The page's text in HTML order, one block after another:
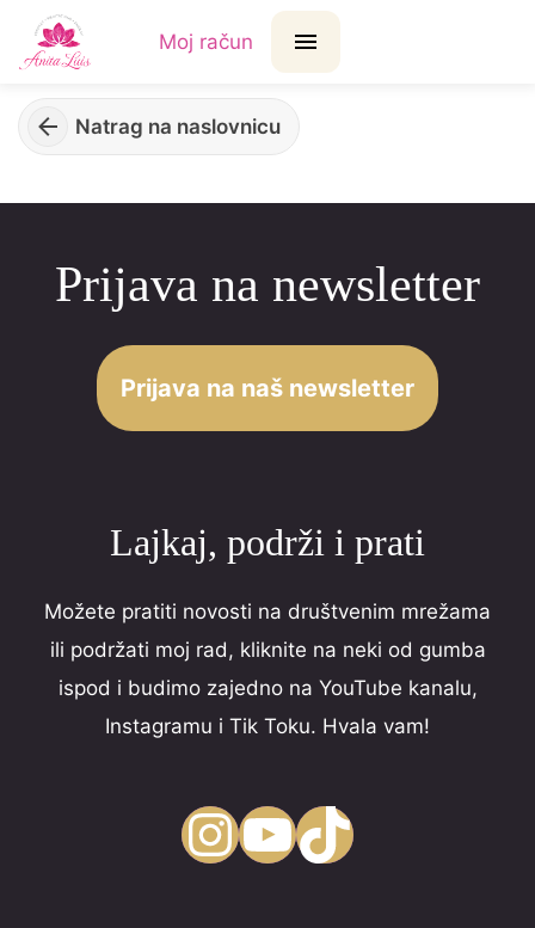
Moj račun
Natrag na naslovnicu
Prijava na newsletter
Prijava na naš newsletter
Lajkaj, podrži i prati
Možete pratiti novosti na društvenim mrežama
ili podržati moj rad, kliknite na neki od gumba
ispod i budimo zajedno na YouTube kanalu,
Instagramu i Tik Toku. Hvala vam!
InstagramYouTube TikTok